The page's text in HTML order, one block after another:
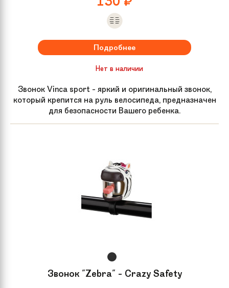
Подробнее
Нет в наличии
Звонок Vinca sport - яркий и оригинальный звонок,
который крепится на руль велосипеда, предназначен
для безопасности Вашего ребенка.
Звонок "Zebra" - Crazy Safety